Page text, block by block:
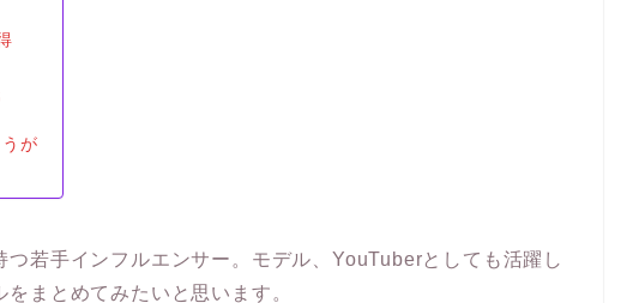
が
つ若手インフルエンサー。モデル、YouTuberとしても活躍し
まとめてみたいと思います。